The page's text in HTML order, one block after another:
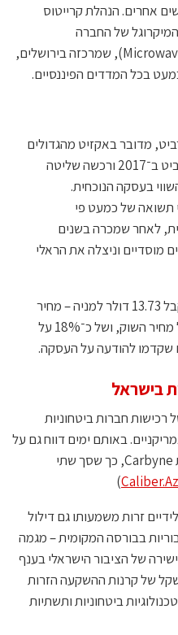
אחרים. הנהלת קרייטוס
של החברה
(Microwave Electronics Division – KMED), שמרכזה בירושלים,
בכל המדדים הפיננסיים.
מדובר באקזיט מהגדולים
בשנים האחרונות: הקרן נכנסה לאורביט ב־2017 ורכשה שליטה
בעסקה הנוכחית.
תשואה של כמעט פי
לאחר שמכרה בשנים
מוסדיים וניצלה את הראלי
משקיעי המיעוט באורביט צפויים לקבל 13.73 דולר למניה – מחיר
שמשקף פרמיה של יותר מ־20% על מחיר השוק, ושל כ־18% על
שקדמו להודעה על העסקה.
בישראל
חברות ביטחוניות
באותם ימים דווח גם על
אקזיט של חברת התוכנה הביטחונית Carbyne, כך שסך שתי
Caliber.Az
)
זרות משמעותו גם דילול
בבורסה המקומית – מגמה
של הציבור הישראלי בענף
של קרנות ההשקעה הזרות
ביטחוניות ותשתיות